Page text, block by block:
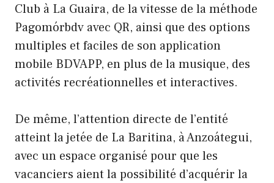
Club à La Guaira, de la vitesse de la méthode
Pagomórbdv avec QR, ainsi que des options
multiples et faciles de son application
mobile BDVAPP, en plus de la musique, des
activités recréationnelles et interactives.
De même, l’attention directe de l’entité
atteint la jetée de La Baritina, à Anzoátegui,
avec un espace organisé pour que les
vacanciers aient la possibilité d’acquérir la